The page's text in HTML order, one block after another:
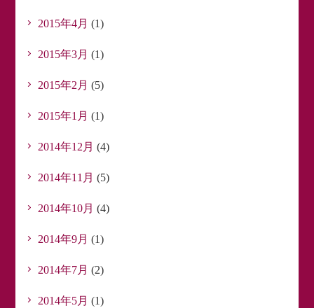
2015年4月 (1)
2015年3月 (1)
2015年2月 (5)
2015年1月 (1)
2014年12月 (4)
2014年11月 (5)
2014年10月 (4)
2014年9月 (1)
2014年7月 (2)
2014年5月 (1)